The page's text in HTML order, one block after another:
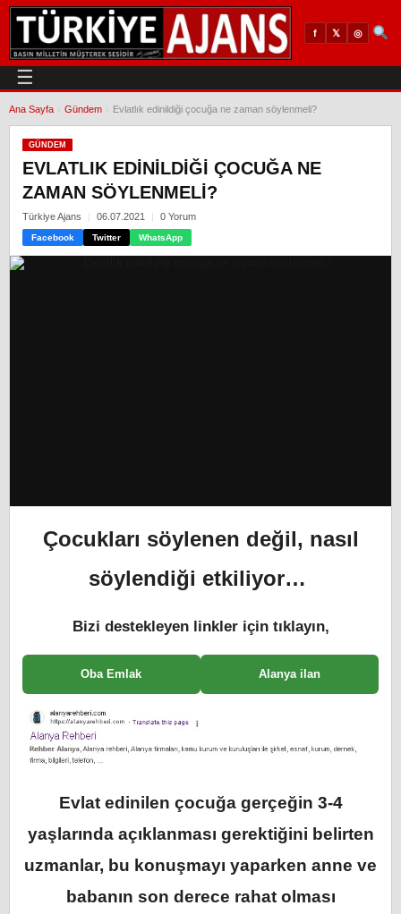
f 𝕏 ◎
☰
Ana Sayfa Gündem Evlatlık edinildiği çocuğa ne zaman söylenmeli?
GÜNDEM
EVLATLIK EDINILDIĞI ÇOCUĞA NE
ZAMAN SÖYLENMELI?
Türkiye Ajans 06.07.2021 0 Yorum
Facebook Twitter WhatsApp
Çocukları söylenen değil, nasıl
söylendiği etkiliyor…
Bizi destekleyen linkler için tıklayın,
Oba Emlak Alanya ilan
Evlat edinilen çocuğa gerçeğin 3-4
yaşlarında açıklanması gerektiğini belirten
uzmanlar, bu konuşmayı yaparken anne ve
babanın son derece rahat olması